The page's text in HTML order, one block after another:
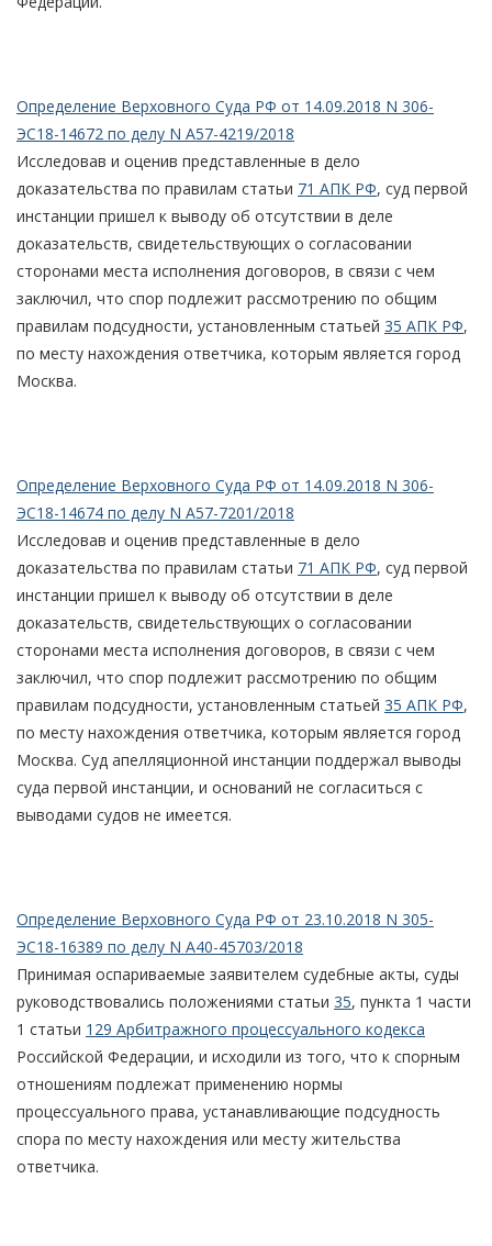
Определение Верховного Суда РФ от 14.09.2018 N 306-
ЭС18-14672 по делу N А57-4219/2018
Исследовав и оценив представленные в дело
доказательства по правилам статьи 71 АПК РФ, суд первой
инстанции пришел к выводу об отсутствии в деле
доказательств, свидетельствующих о согласовании
сторонами места исполнения договоров, в связи с чем
заключил, что спор подлежит рассмотрению по общим
правилам подсудности, установленным статьей 35 АПК РФ,
по месту нахождения ответчика, которым является город
Москва.
Определение Верховного Суда РФ от 14.09.2018 N 306-
ЭС18-14674 по делу N А57-7201/2018
Исследовав и оценив представленные в дело
доказательства по правилам статьи 71 АПК РФ, суд первой
инстанции пришел к выводу об отсутствии в деле
доказательств, свидетельствующих о согласовании
сторонами места исполнения договоров, в связи с чем
заключил, что спор подлежит рассмотрению по общим
правилам подсудности, установленным статьей 35 АПК РФ,
по месту нахождения ответчика, которым является город
Москва. Суд апелляционной инстанции поддержал выводы
суда первой инстанции, и оснований не согласиться с
выводами судов не имеется.
Определение Верховного Суда РФ от 23.10.2018 N 305-
ЭС18-16389 по делу N А40-45703/2018
Принимая оспариваемые заявителем судебные акты, суды
руководствовались положениями статьи 35, пункта 1 части
1 статьи 129 Арбитражного процессуального кодекса
Российской Федерации, и исходили из того, что к спорным
отношениям подлежат применению нормы
процессуального права, устанавливающие подсудность
спора по месту нахождения или месту жительства
ответчика.